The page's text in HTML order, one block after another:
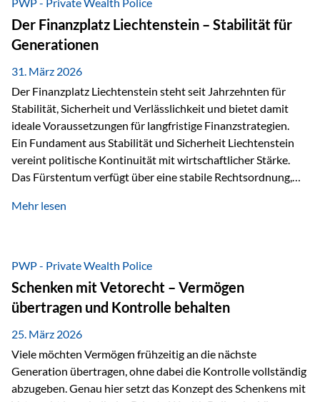
heißt das:Diese Gelder gehören im Konkursfall nicht zur
allgemeinen Konkursmasse, sondern werden ausschließlich
zur Erfüllung…
Der Finanzplatz Liechtenstein – Stabilität für
Generationen
31. März 2026
Der Finanzplatz Liechtenstein steht seit Jahrzehnten für
Stabilität, Sicherheit und Verlässlichkeit und bietet damit
ideale Voraussetzungen für langfristige Finanzstrategien.
Ein Fundament aus Stabilität und Sicherheit Liechtenstein
vereint politische Kontinuität mit wirtschaftlicher Stärke.
Das Fürstentum verfügt über eine stabile Rechtsordnung,
monarchischen Elementen basiert. Diese Struktur schafft
und Unternehmen. Ein wesentliches Merkmal ist die
Staatsfinanzierung: Liechtenstein weist keine
Staatsschulden auf, und der Schutz der wirtschaftlichen
Interessen der Bevölkerung ist in der Verfassung verankert.
Besonders hervorzuheben ist hierbei Artikel 14 der
liechtensteinischen Verfassung. Darin…
Mehr lesen
PWP - Private Wealth Police
Schenken mit Vetorecht – Vermögen
übertragen und Kontrolle behalten
25. März 2026
Viele möchten Vermögen frühzeitig an die nächste
Generation übertragen, ohne dabei die Kontrolle vollständig
abzugeben. Genau hier setzt das Konzept des Schenkens mit